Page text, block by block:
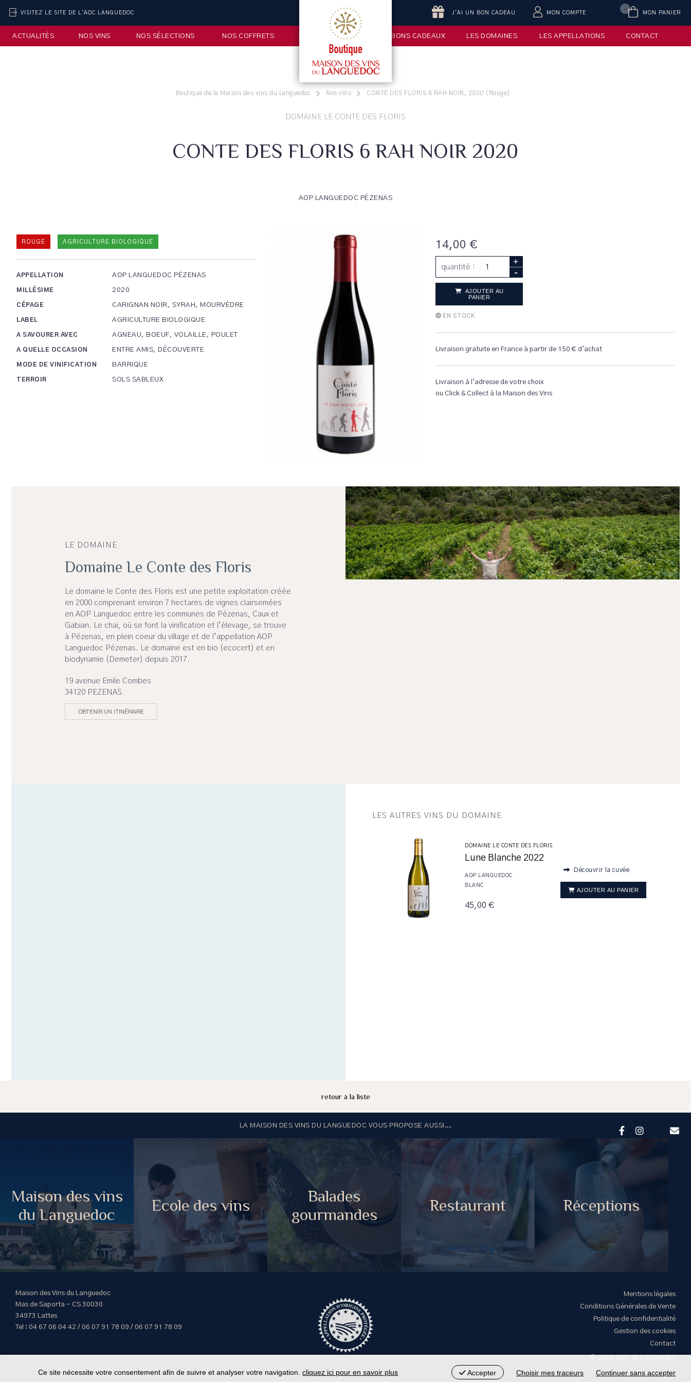
VISITEZ LE SITE DE L'AOC LANGUEDOC J'AI UN BON CADEAU MON COMPTE MON PANIER
0
ACTUALITÉS NOS VINS NOS SÉLECTIONS NOS COFFRETS BONS CADEAUX LES DOMAINES LES APPELLATIONS CONTACT
Boutique de la Maison des vins du Languedoc Nos vins CONTE DES FLORIS 6 RAH NOIR, 2020 (Rouge)
DOMAINE LE CONTE DES FLORIS
CONTE DES FLORIS 6 RAH NOIR 2020
AOP LANGUEDOC PÉZENAS
ROUGE AGRICULTURE BIOLOGIQUE
APPELLATION AOP LANGUEDOC PÉZENAS
MILLÉSIME 2020
CÉPAGE CARIGNAN NOIR, SYRAH, MOURVÈDRE
LABEL AGRICULTURE BIOLOGIQUE
A SAVOURER AVEC AGNEAU, BOEUF, VOLAILLE, POULET
A QUELLE OCCASION ENTRE AMIS, DÉCOUVERTE
MODE DE VINIFICATION BARRIQUE
TERROIR SOLS SABLEUX
14,00 €
quantité : +
-
AJOUTER AU
PANIER
EN STOCK
Livraison gratuite en France à partir de 150 € d'achat
Livraison à l'adresse de votre choix
ou Click & Collect à la Maison des Vins
LE DOMAINE
Domaine Le Conte des Floris
Le domaine le Conte des Floris est une petite exploitation créée
en 2000 comprenant environ 7 hectares de vignes clairsemées
en AOP Languedoc entre les communes de Pézenas, Caux et
Gabian. Le chai, où se font la vinification et l’élevage, se trouve
à Pézenas, en plein coeur du village et de l’appellation AOP
Languedoc Pézenas. Le domaine est en bio (ecocert) et en
biodynamie (Demeter) depuis 2017.
19 avenue Emile Combes
34120 PEZENAS
OBTENIR UN ITINÉRAIRE
LES AUTRES VINS DU DOMAINE
DOMAINE LE CONTE DES FLORIS
Lune Blanche 2022
AOP LANGUEDOC
BLANC
45,00 €
Découvrir la cuvée
AJOUTER AU PANIER
retour à la liste
LA MAISON DES VINS DU LANGUEDOC VOUS PROPOSE AUSSI...
Maison des vins
du Languedoc
Ecole des vins
Balades
gourmandes
Restaurant Réceptions
Maison des Vins du Languedoc
Mas de Saporta - CS 30030
34973 Lattes
Tel : 04 67 06 04 42 / 06 07 91 78 09 / 06 07 91 78 09
Mentions légales
Conditions Générales de Vente
Politique de confidentialité
Gestion des cookies
Contact
Ce site nécessite votre consentement afin de suivre et analyser votre navigation. cliquez ici pour en savoir plus Accepter Choisir mes traceurs Continuer sans accepter